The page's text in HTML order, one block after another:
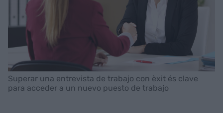
Superar una entrevista de trabajo con èxit és clave
para acceder a un nuevo puesto de trabajo